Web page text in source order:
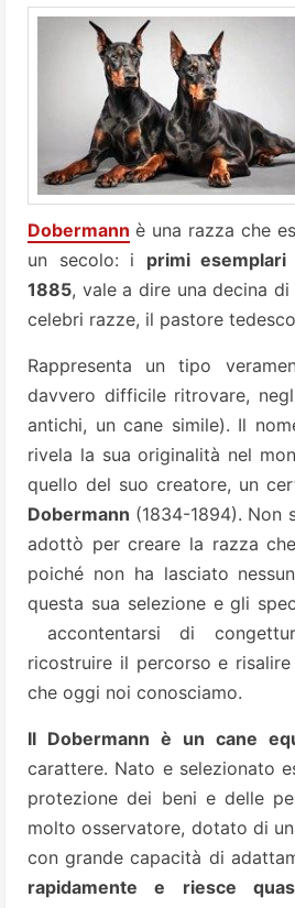
Dobermann è una razza che
un secolo: i primi
1885, vale a dire una decina
celebri razze, il pastore
Rappresenta un tipo
davvero difficile ritrovare,
antichi, un cane simile). Il
rivela la sua originalità nel
quello del suo creatore, un
Dobermann (1834-1894). Non
adottò per creare la razza
poiché non ha lasciato
questa sua selezione e gli
accontentarsi di
ricostruire il percorso e
che oggi noi conosciamo.
Il Dobermann è un cane
carattere. Nato e selezionato
protezione dei beni e delle
molto osservatore, dotato di
con grande capacità di
rapidamente e riesce